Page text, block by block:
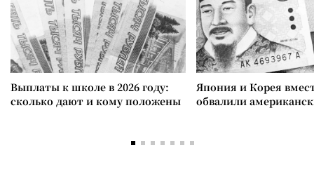
Выплаты к школе в 2026 году:
сколько дают и кому положены
Япония и Корея
обвалили